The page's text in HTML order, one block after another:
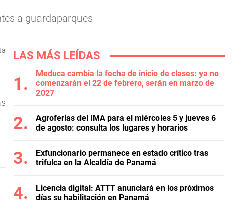
a guardaparques
LAS MÁS LEÍDAS
Meduca cambia la fecha de inicio de clases: ya no
comenzarán el 22 de febrero, serán en marzo de
2027
Agroferias del IMA para el miércoles 5 y jueves 6
de agosto: consulta los lugares y horarios
Exfuncionario permanece en estado crítico tras
trifulca en la Alcaldía de Panamá
Licencia digital: ATTT anunciará en los próximos
días su habilitación en Panamá